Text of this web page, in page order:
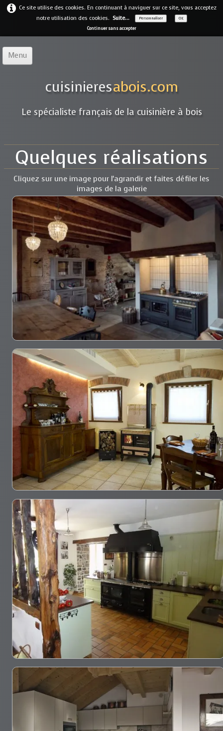
Ce site utilise des cookies. En continuant à naviguer sur ce site, vous acceptez
notre utilisation des cookies. Suite... Personnaliser OK
Continuer sans accepter
Menu
Notre offre▼
Notre entreprise
Galerie▼
Marques▼
Contact
cuisinieresabois.com
Le spécialiste français de la cuisinière à bois
Quelques réalisations
Cliquez sur une image pour l'agrandir et faites défiler les
images de la galerie